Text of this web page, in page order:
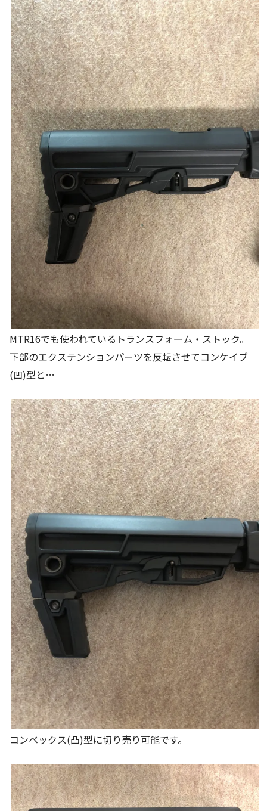
MTR16でも使われているトランスフォーム・ストック。
下部のエクステンションパーツを反転させてコンケイブ
(凹)型と…
コンベックス(凸)型に切り売り可能です。